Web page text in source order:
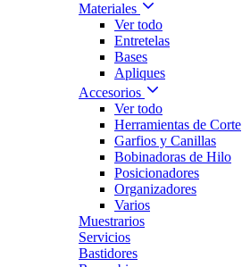
Materiales
Ver todo
Entretelas
Bases
Apliques
Accesorios
Ver todo
Herramientas de Corte
Garfios y Canillas
Bobinadoras de Hilo
Posicionadores
Organizadores
Varios
Muestrarios
Servicios
Bastidores